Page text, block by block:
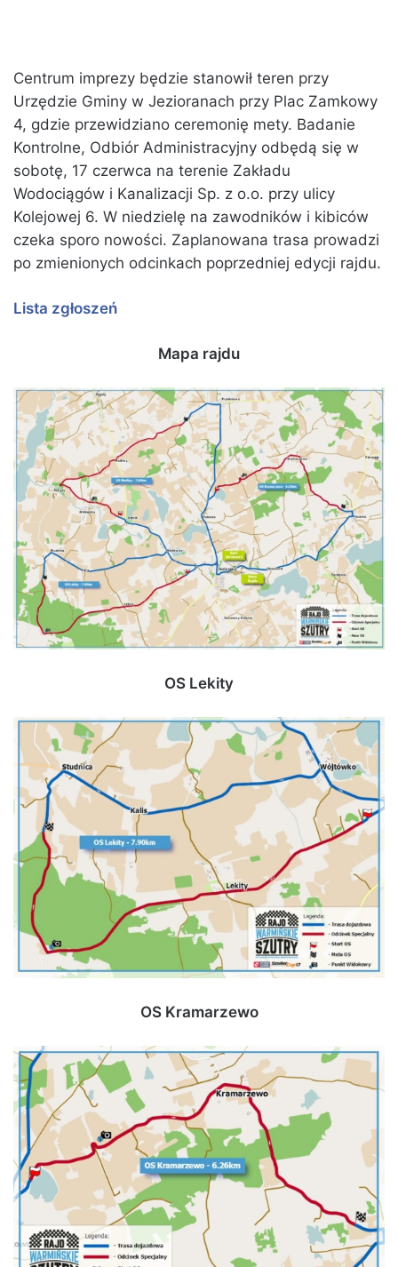
Centrum imprezy będzie stanowił teren przy
Urzędzie Gminy w Jezioranach przy Plac Zamkowy
4, gdzie przewidziano ceremonię mety. Badanie
Kontrolne, Odbiór Administracyjny odbędą się w
sobotę, 17 czerwca na terenie Zakładu
Wodociągów i Kanalizacji Sp. z o.o. przy ulicy
Kolejowej 6. W niedzielę na zawodników i kibiców
czeka sporo nowości. Zaplanowana trasa prowadzi
po zmienionych odcinkach poprzedniej edycji rajdu.
Lista zgłoszeń
Mapa rajdu
OS Lekity
OS Kramarzewo